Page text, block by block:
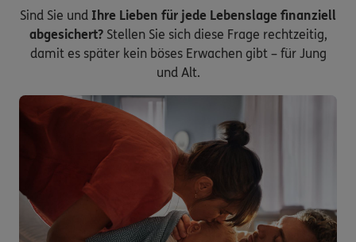
Sind Sie und Ihre Lieben für jede Lebenslage finanziell
abgesichert?Stellen Sie sich diese Frage rechtzeitig,
damit es später kein böses Erwachen gibt – für Jung
und Alt.